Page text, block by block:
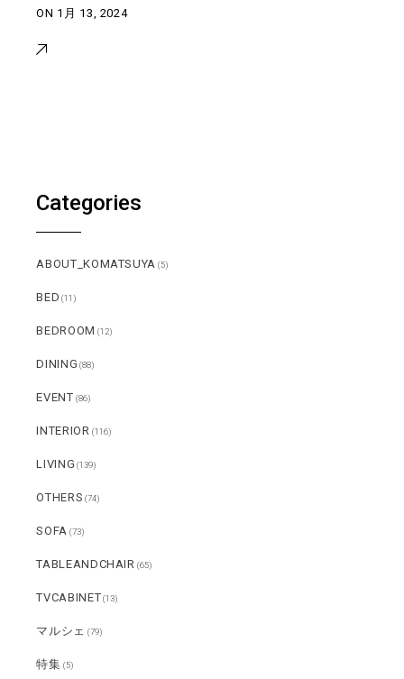
ON 1月 13, 2024
Categories
ABOUT_KOMATSUYA (5)
BED (11)
BEDROOM (12)
DINING (88)
EVENT (86)
INTERIOR (116)
LIVING (139)
OTHERS (74)
SOFA (73)
TABLEANDCHAIR (65)
TVCABINET(13)
マルシェ (79)
特集 (5)